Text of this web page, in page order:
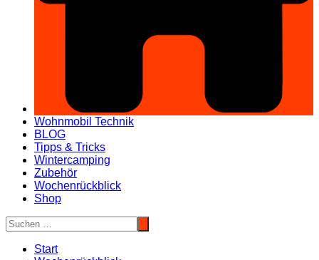
Wohnmobil Technik
BLOG
Tipps & Tricks
Wintercamping
Zubehör
Wochenrückblick
Shop
Start